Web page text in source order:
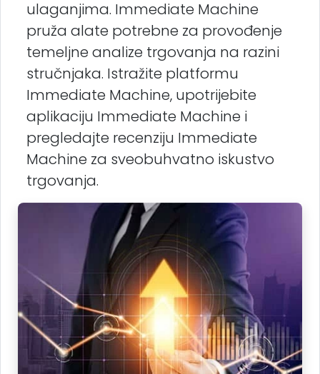
ulaganjima. Immediate Machine
pruža alate potrebne za provođenje
temeljne analize trgovanja na razini
stručnjaka. Istražite platformu
Immediate Machine, upotrijebite
aplikaciju Immediate Machine i
pregledajte recenziju Immediate
Machine za sveobuhvatno iskustvo
trgovanja.